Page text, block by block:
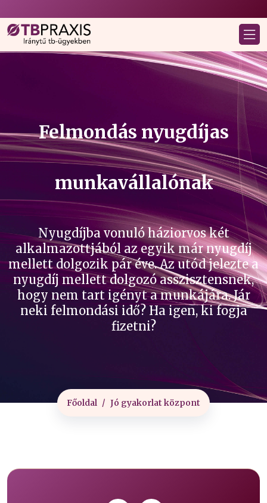
Felmondás nyugdíjas
munkavállalónak
Nyugdíjba vonuló háziorvos két
alkalmazottjából az egyik már nyugdíj
mellett dolgozik pár éve. Az utód jelezte a
nyugdíj mellett dolgozó asszisztensnek,
hogy nem tart igényt a munkájára. Jár
neki felmondási idő? Ha igen, ki fogja
fizetni?
Főoldal Jó gyakorlat központ